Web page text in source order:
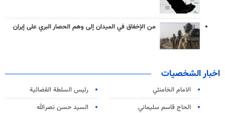
من الإخفاق في الميدان إلى وهم الحصار البري على إيران
اخبار الشخصيات
الامام الخامنئي
رئیس السلطة القضائیة
الحاج قاسم سليماني
السيد حسن نصرالله